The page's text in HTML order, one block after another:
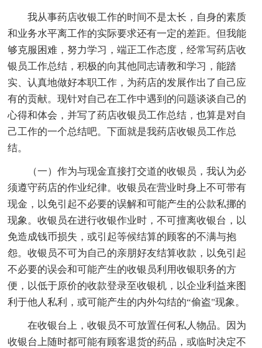
我从事药店收银工作的时间不是太长，自身的素质
和业务水平离工作的实际要求还有一定的差距。但我能
够克服困难，努力学习，端正工作态度，经常写药店收
银员工作总结，积极的向其他同志请教和学习，能踏
实、认真地做好本职工作，为药店的发展作出了自己应
有的贡献。现针对自己在工作中遇到的问题谈谈自己的
心得和体会，并写了药店收银员工作总结，也算是对自
己工作的一个总结吧。下面就是我药店收银员工作总
结。
（一）作为与现金直接打交道的收银员，我认为必
须遵守药店的作业纪律。收银员在营业时身上不可带有
现金，以免引起不必要的误解和可能产生的公款私挪的
现象。收银员在进行收银作业时，不可擅离收银台，以
免造成钱币损失，或引起等候结算的顾客的不满与抱
怨。收银员不可为自己的亲朋好友结算收款，以免引起
不必要的误会和可能产生的收银员利用收银职务的方
便，以低于原价的收款登录至收银机，以企业利益来图
利于他人私利，或可能产生的内外勾结的“偷盗"现象。
在收银台上，收银员不可放置任何私人物品。因为
收银台上随时都可能有顾客退货的药品，或临时决定不